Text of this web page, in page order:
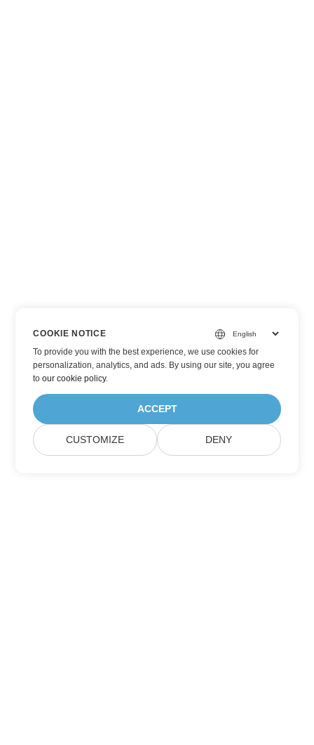
COOKIE NOTICE
To provide you with the best experience, we use cookies for
personalization, analytics, and ads. By using our site, you agree
toour cookie policy.
ACCEPT
CUSTOMIZE DENY